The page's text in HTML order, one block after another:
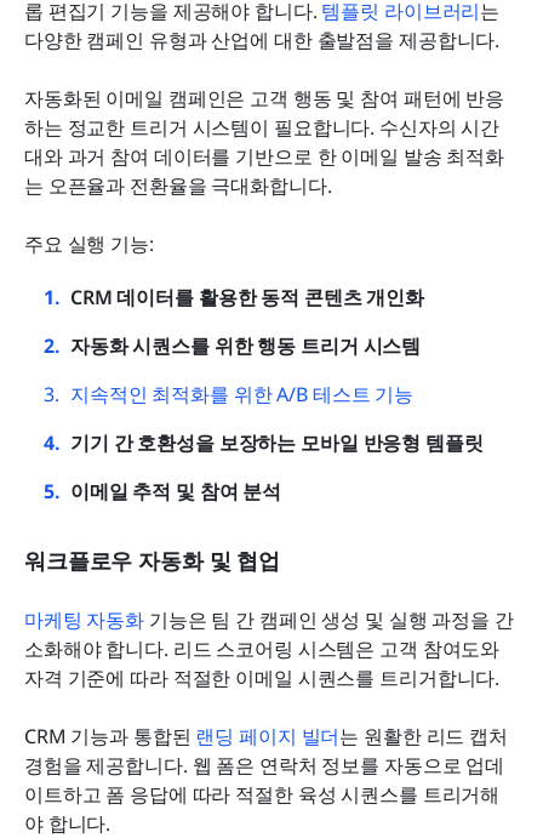
롭 편집기 기능을 제공해야 합니다. 템플릿 라이브러리는
다양한 캠페인 유형과 산업에 대한 출발점을 제공합니다.
자동화된 이메일 캠페인은 고객 행동 및 참여 패턴에 반응
하는 정교한 트리거 시스템이 필요합니다. 수신자의 시간
대와 과거 참여 데이터를 기반으로 한 이메일 발송 최적화
는 오픈율과 전환율을 극대화합니다.
주요 실행 기능:
CRM 데이터를 활용한 동적 콘텐츠 개인화
자동화 시퀀스를 위한 행동 트리거 시스템
지속적인 최적화를 위한 A/B 테스트 기능
기기 간 호환성을 보장하는 모바일 반응형 템플릿
이메일 추적 및 참여 분석
워크플로우 자동화 및 협업
마케팅 자동화 기능은 팀 간 캠페인 생성 및 실행 과정을 간
소화해야 합니다. 리드 스코어링 시스템은 고객 참여도와
자격 기준에 따라 적절한 이메일 시퀀스를 트리거합니다.
CRM 기능과 통합된 랜딩 페이지 빌더는 원활한 리드 캡처
경험을 제공합니다. 웹 폼은 연락처 정보를 자동으로 업데
이트하고 폼 응답에 따라 적절한 육성 시퀀스를 트리거해
야 합니다.